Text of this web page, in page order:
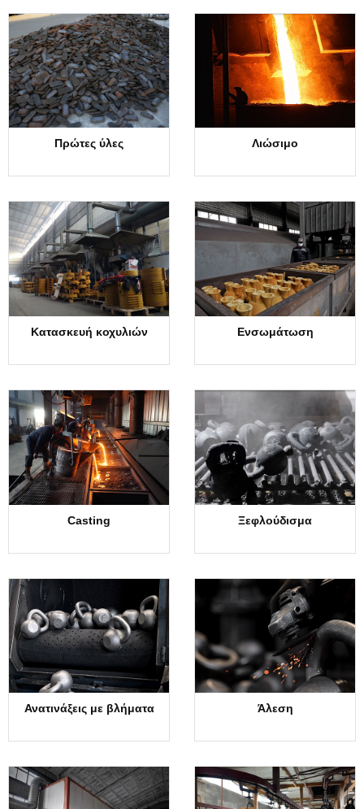
Πρώτες ύλες Λιώσιμο
Κατασκευή κοχυλιών Ενσωμάτωση
Casting Ξεφλούδισμα
Ανατινάξεις με βλήματα Άλεση